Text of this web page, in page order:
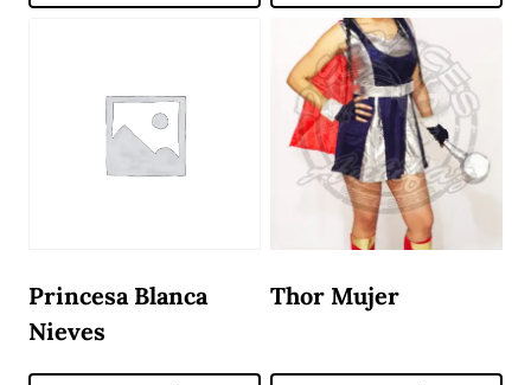
Princesa Blanca
Nieves
Thor Mujer